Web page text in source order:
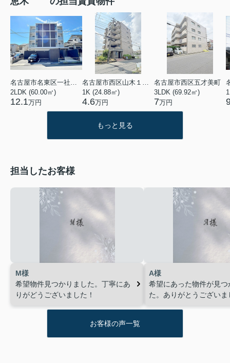
2LDK (60.00㎡)
12.1万円
1K (24.88㎡)
4.6万円
名古屋市西区五才美町
3LDK (69.92㎡)
7万円
もっと見る
担当したお客様
M様
希望物件見つかりました。丁寧にあ
りがどうございました！
A様
希望にあった物件が見つ
た。ありがとうございま
お客様の声一覧